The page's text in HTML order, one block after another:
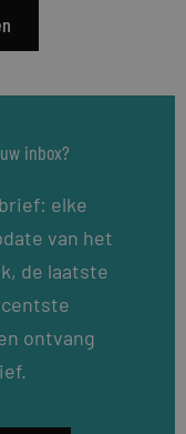
inbox?
elke
van het
de laatste
ontvang